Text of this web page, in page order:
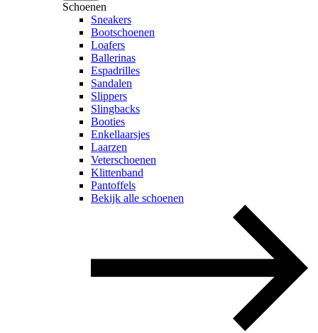
Schoenen
Sneakers
Bootschoenen
Loafers
Ballerinas
Espadrilles
Sandalen
Slippers
Slingbacks
Booties
Enkellaarsjes
Laarzen
Veterschoenen
Klittenband
Pantoffels
Bekijk alle schoenen